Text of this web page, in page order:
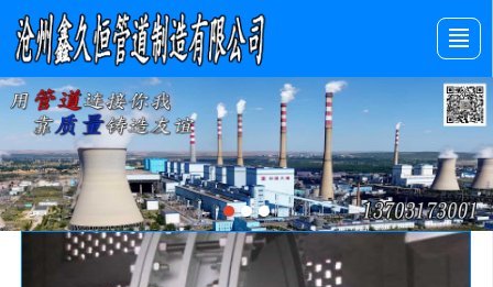
首页 产品展示 新闻动态 图库展示
公司介绍 留言反馈 联系我们 LBS